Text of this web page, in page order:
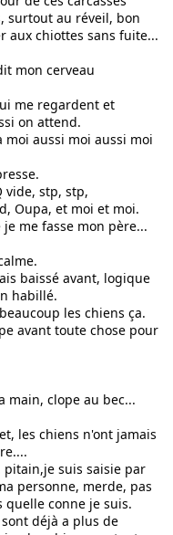
surtout au réveil, bon
aux chiottes sans fuite...
mon cerveau
me regardent et
on attend.
moi aussi moi aussi moi
vide, stp, stp,
Oupa, et moi et moi.
me fasse mon père...
baissé avant, logique
habillé.
les chiens ça.
avant toute chose pour
main, clope au bec...
les chiens n'ont jamais
pitain,je suis saisie par
personne, merde, pas
quelle conne je suis.
déjà a plus de